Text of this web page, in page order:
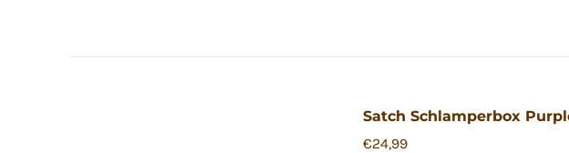
Satch Schlamperbox
€24,99